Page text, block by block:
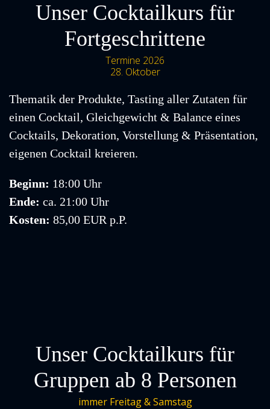
Unser Cocktailkurs für
Fortgeschrittene
Termine 2026
28. Oktober
Thematik der Produkte, Tasting aller Zutaten für
einen Cocktail, Gleichgewicht & Balance eines
Cocktails, Dekoration, Vorstellung & Präsentation,
eigenen Cocktail kreieren.
Beginn: 18:00 Uhr
Ende: ca. 21:00 Uhr
Kosten: 85,00 EUR p.P.
Unser Cocktailkurs für
Gruppen ab 8 Personen
immer Freitag & Samstag